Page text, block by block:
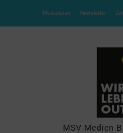
Mediadaten Newsletter
MSV Medien